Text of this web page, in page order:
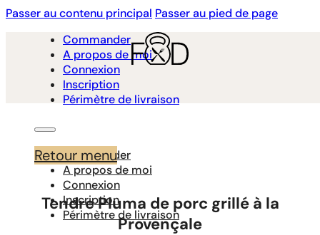
Passer au contenu principal Passer au pied de page
Commander
A propos de moi
Connexion
Inscription
Périmètre de livraison
Commander
A propos de moi
Connexion
Inscription
Périmètre de livraison
Retour menu
Tendre Pluma de porc grillé à la
Provençale